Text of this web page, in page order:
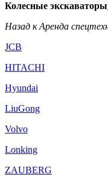
Колесные экскаваторы
Назад к Аренда
JCB
HITACHI
Hyundai
LiuGong
Volvo
Lonking
ZAUBERG